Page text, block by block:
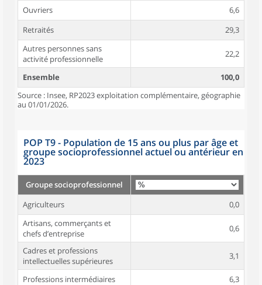
Ouvriers
6,6
Retraités
29,3
Autres personnes sans
activité professionnelle
22,2
Ensemble
100,0
Source : Insee, RP2023 exploitation complémentaire, géographie
au 01/01/2026.
POP T9 - Population de 15 ans ou plus par âge et
groupe socioprofessionnel actuel ou antérieur en
2023
Groupe socioprofessionnel
Agriculteurs
0,0
Artisans, commerçants et
chefs d’entreprise
0,6
Cadres et professions
intellectuelles supérieures
3,1
Professions intermédiaires
6,3